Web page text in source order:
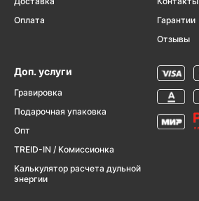
Оплата
Гарантии
Отзывы
Доп. услуги
Гравировка
Подарочная упаковка
Опт
TREID-IN / Комиссионка
Калькулятор расчета дульной
энергии